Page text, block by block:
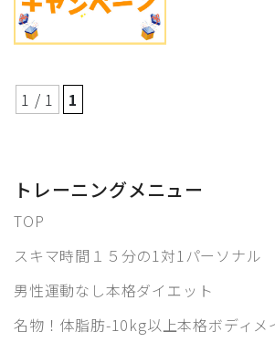
1 / 1 1
トレーニングメニュー
TOP
スキマ時間１５分の1対1パーソナル
男性運動なし本格ダイエット
名物！体脂肪-10kg以上本格ボディメ